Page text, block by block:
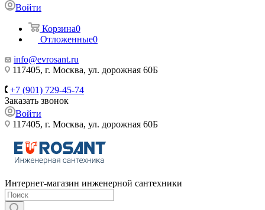
Войти
Корзина0
Отложенные0
info@evrosant.ru
117405, г. Москва, ул. дорожная 60Б
+7 (901) 729-45-74
Заказать звонок
Войти
117405, г. Москва, ул. дорожная 60Б
Интернет-магазин инженерной сантехники